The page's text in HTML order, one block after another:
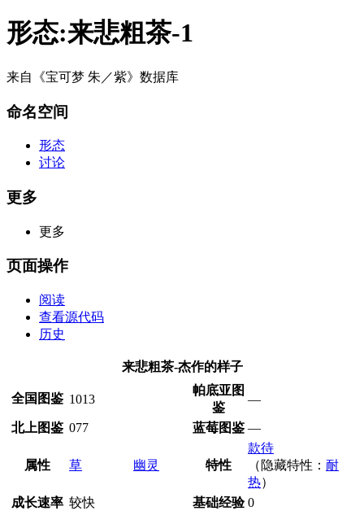
形态:来悲粗茶-1
来自《宝可梦 朱／紫》数据库
命名空间
形态
讨论
更多
更多
页面操作
阅读
查看源代码
历史
来悲粗茶-杰作的样子
全国图鉴 1013
帕底亚图
鉴
—
北上图鉴 077 蓝莓图鉴 —
属性 草 幽灵 特性
款待
（隐藏特性： 耐
热）
成长速率 较快 基础经验 0